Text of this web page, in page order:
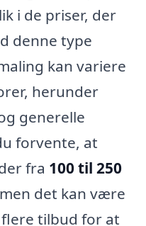
i de priser, der
denne type
kan variere
herunder
generelle
forvente, at
fra 100 til 250
det kan være
tilbud for at